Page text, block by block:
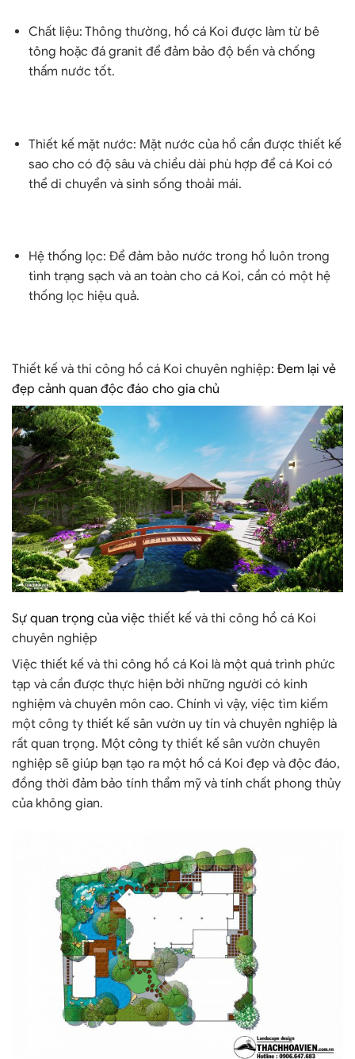
Chất liệu: Thông thường, hồ cá Koi được làm từ bê
tông hoặc đá granit để đảm bảo độ bền và chống
thấm nước tốt.
Thiết kế mặt nước: Mặt nước của hồ cần được thiết kế
sao cho có độ sâu và chiều dài phù hợp để cá Koi có
thể di chuyển và sinh sống thoải mái.
Hệ thống lọc: Để đảm bảo nước trong hồ luôn trong
tình trạng sạch và an toàn cho cá Koi, cần có một hệ
thống lọc hiệu quả.
Thiết kế và thi công hồ cá Koi chuyên nghiệp: Đem lại vẻ
đẹp cảnh quan độc đáo cho gia chủ
Sự quan trọng của việc thiết kế và thi công hồ cá Koi
chuyên nghiệp
Việc thiết kế và thi công hồ cá Koi là một quá trình phức
tạp và cần được thực hiện bởi những người có kinh
nghiệm và chuyên môn cao. Chính vì vậy, việc tìm kiếm
một công ty thiết kế sân vườn uy tín và chuyên nghiệp là
rất quan trọng. Một công ty thiết kế sân vườn chuyên
nghiệp sẽ giúp bạn tạo ra một hồ cá Koi đẹp và độc đáo,
đồng thời đảm bảo tính thẩm mỹ và tính chất phong thủy
của không gian.